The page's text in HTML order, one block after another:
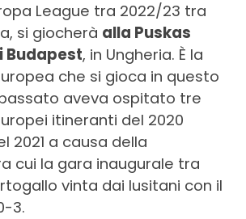
League tra 2022/23 tra
si giocherà alla Puskas
Budapest, in Ungheria. È la
che si gioca in questo
aveva ospitato tre
itineranti del 2020
2021 a causa della
cui la gara inaugurale tra
vinta dai lusitani con il
3.